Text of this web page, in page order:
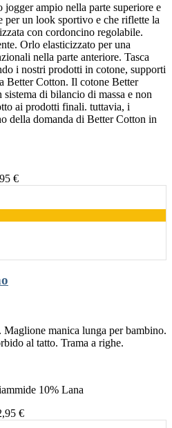
jogger ampio nella parte superiore e
per un look sportivo e che riflette la
con cordoncino regolabile.
Orlo elasticizzato per una
nella parte anteriore. Tasca
i nostri prodotti in cotone, supporti
Better Cotton. Il cotone Better
di bilancio di massa e non
ai prodotti finali. tuttavia, i
della domanda di Better Cotton in
€
manica lunga per bambino.
al tatto. Trama a righe.
10% Lana
€